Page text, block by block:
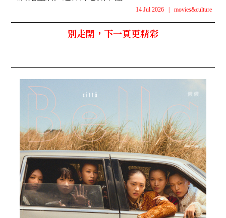
14 Jul 2026 movies&culture
別走開，下一頁更精彩